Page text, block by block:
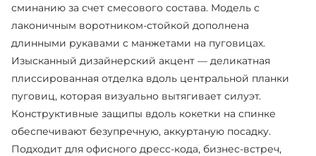
сминанию за счет смесового состава. Модель с
лаконичным воротником-стойкой дополнена
длинными рукавами с манжетами на пуговицах.
Изысканный дизайнерский акцент — деликатная
плиссированная отделка вдоль центральной планки
пуговиц, которая визуально вытягивает силуэт.
Конструктивные защипы вдоль кокетки на спинке
обеспечивают безупречную, аккуртаную посадку.
Подходит для офисного дресс-кода, бизнес-встреч,